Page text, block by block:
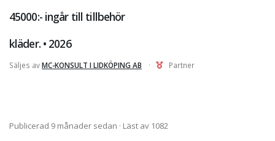
45000:- ingår till tillbehör
kläder. • 2026
Säljes avMC-KONSULT I LIDKÖPING AB · Partner
Publicerad 9 månader sedan · Läst av 1082